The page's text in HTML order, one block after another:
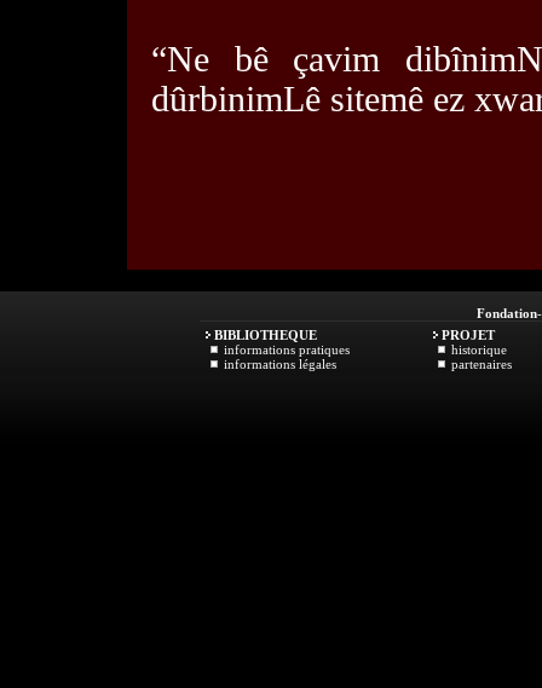
“Ne bê çavim
dûrbinimLê sitemê ez
Fondation
BIBLIOTHEQUE
informations pratiques
informations légales
PROJET
historique
partenaires